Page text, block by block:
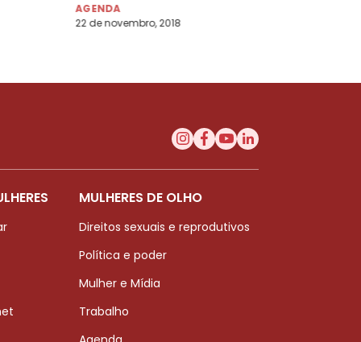
AGENDA
22 de novembro, 2018
MULHERES DE OLHO
Direitos sexuais e reprodutivos
Política e poder
Mulher e Mídia
Trabalho